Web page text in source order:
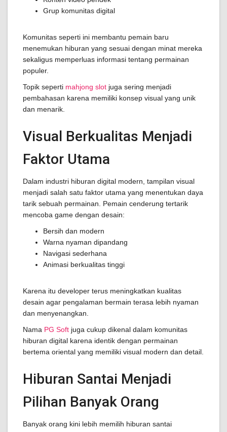
Grup komunitas digital
Komunitas seperti ini membantu pemain baru
menemukan hiburan yang sesuai dengan minat mereka
sekaligus memperluas informasi tentang permainan
populer.
Topik seperti mahjong slot juga sering menjadi
pembahasan karena memiliki konsep visual yang unik
dan menarik.
Visual Berkualitas Menjadi
Faktor Utama
Dalam industri hiburan digital modern, tampilan visual
menjadi salah satu faktor utama yang menentukan daya
tarik sebuah permainan. Pemain cenderung tertarik
mencoba game dengan desain:
Bersih dan modern
Warna nyaman dipandang
Navigasi sederhana
Animasi berkualitas tinggi
Karena itu developer terus meningkatkan kualitas
desain agar pengalaman bermain terasa lebih nyaman
dan menyenangkan.
Nama PG Soft juga cukup dikenal dalam komunitas
hiburan digital karena identik dengan permainan
bertema oriental yang memiliki visual modern dan detail.
Hiburan Santai Menjadi
Pilihan Banyak Orang
Banyak orang kini lebih memilih hiburan santai